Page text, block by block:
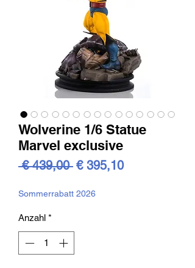
Wolverine 1/6 Statue
Marvel exclusive
€ 439,00 Standardpreis
€ 395,10Sale-
Sommerrabatt 2026
Anzahl *